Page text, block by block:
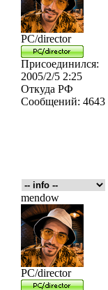
PC/director
Присоединился:
2005/2/5 2:25
Откуда РФ
Сообщений: 4643
mendow
PC/director